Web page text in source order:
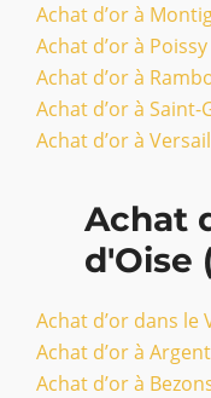
Achat d’or à
Achat d’or à Poissy
Achat d’or à
Achat d’or à
Achat d’or à
Achat
d'Oise
Achat d’or dans le
Achat d’or à
Achat d’or à